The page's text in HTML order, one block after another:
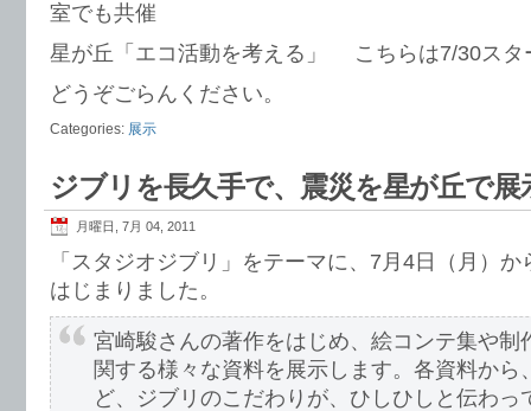
室でも共催
星が丘「エコ活動を考える」 こちらは7/30スタ
どうぞごらんください。
Categories: 展示
ジブリを長久手で、震災を星が丘で展
月曜日, 7月 04, 2011
「スタジオジブリ」をテーマに、7月4日（月）
はじまりました。
宮崎駿さんの著作をはじめ、絵コンテ集や制
関する様々な資料を展示します。各資料から
ど、ジブリのこだわりが、ひしひしと伝わっ